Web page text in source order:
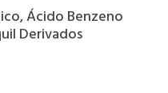
Ácido Benzeno
Derivados